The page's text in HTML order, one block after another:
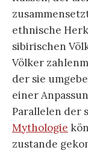
ethnische
sibirischen
Völker
der sie
einer
Parallelen der
Mythologie
zustande